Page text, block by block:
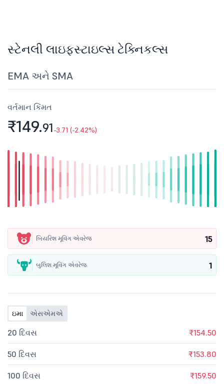
સ્ટેનલી લાઇફસ્ટાઇલ્સ ટેક્નિકલ્સ
EMA અને SMA
વર્તમાન કિંમત
₹149.91-3.71 (-2.42%)
બિયરિશ મૂવિંગ એવરેજ 15
બુલિશ મૂવિંગ એવરેજ 1
ઇમા એસએમએ
20 દિવસ ₹154.50
50 દિવસ ₹153.80
100 દિવસ ₹159.50